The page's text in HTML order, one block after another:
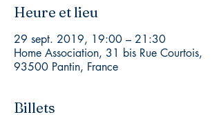
Heure et lieu
29 sept. 2019, 19:00 – 21:30
Home Association, 31 bis Rue Courtois,
93500 Pantin, France
Billets